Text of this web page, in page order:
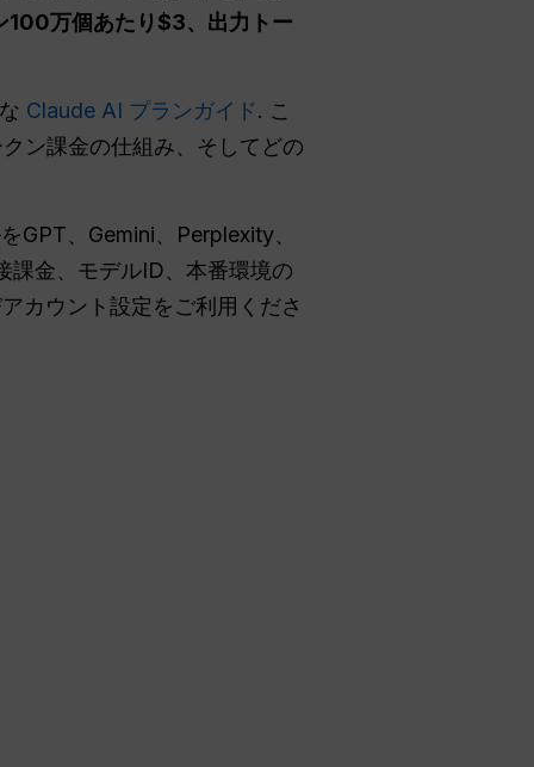
100万個あたり$3、出力トー
Claude AI プランガイド. こ
ン課金の仕組み、そしてどの
GPT、Gemini、Perplexity、
課金、モデルID、本番環境の
カウント設定をご利用くださ